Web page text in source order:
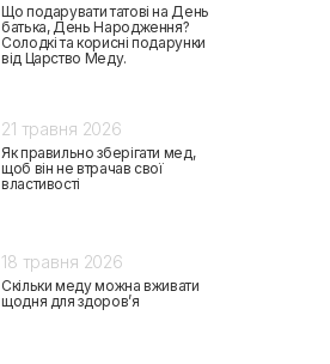
Що подарувати татові на День
батька, День Народження?
Солодкі та корисні подарунки
від Царство Меду.
21 травня 2026
Як правильно зберігати мед,
щоб він не втрачав свої
властивості
18 травня 2026
Скільки меду можна вживати
щодня для здоров’я